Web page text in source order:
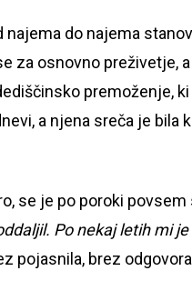
do najema
za osnovno preživetje,
premoženje,
a njena sreča je bila
se je po poroki povsem
Po nekaj letih mi
pojasnila, brez